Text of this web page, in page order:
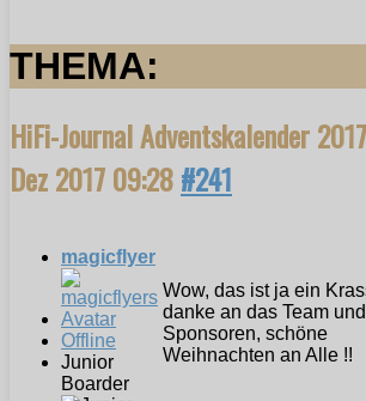
THEMA:
HiFi-Journal Adventskalender 2017
Dez 2017 09:28#241
magicflyer
Offline
Junior
Boarder
Wow, das ist ja ein
danke an das Team
Sponsoren, schöne
Weihnachten an Alle !!